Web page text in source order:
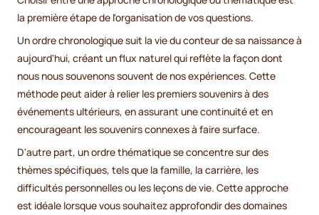
la première étape de l'organisation de vos questions.
Un ordre chronologique suit la vie du conteur de sa naissance à
aujourd'hui, créant un flux naturel qui reflète la façon dont
nous nous souvenons souvent de nos expériences. Cette
méthode peut aider à relier les premiers souvenirs à des
événements ultérieurs, en assurant une continuité et en
encourageant les souvenirs connexes à faire surface.
D'autre part, un ordre thématique se concentre sur des
thèmes spécifiques, tels que la famille, la carrière, les
difficultés personnelles ou les leçons de vie. Cette approche
est idéale lorsque vous souhaitez approfondir des domaines